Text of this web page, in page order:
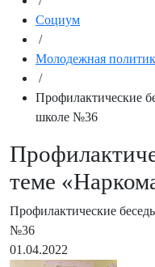
Социум
/
Молодежная
/
Профилактические
школе №36
теме
Профилактические
№36
01.04.2022